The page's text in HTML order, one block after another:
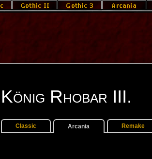
König Rhobar III.
Classic Arcania Remake